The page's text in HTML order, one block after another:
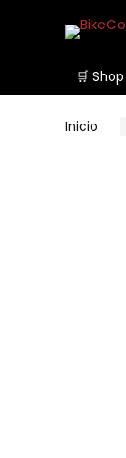
🛒 Shop
Inicio